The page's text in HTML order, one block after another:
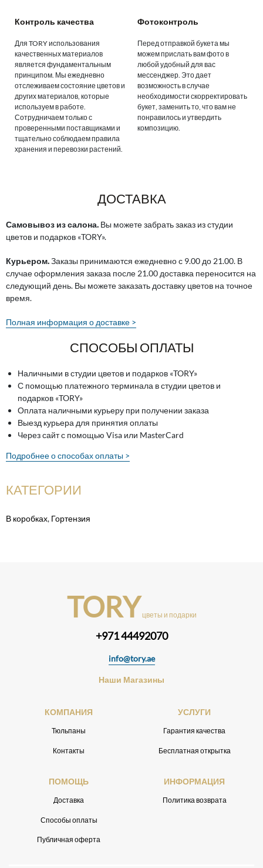
Контроль качества
Для TORY использования
качественных материалов
является фундаментальным
принципом. Мы ежедневно
отслеживаем состояние цветов и
других материалов, которые
используем в работе.
Сотрудничаем только с
проверенными поставщиками и
тщательно соблюдаем правила
хранения и перевозки растений.
Фотоконтроль
Перед отправкой букета мы
можем прислать вам фото в
любой удобный для вас
мессенджер. Это дает
возможность в случае
необходимости скорректировать
букет, заменить то, что вам не
понравилось и утвердить
композицию.
ДОСТАВКА
Самовывоз из салона. Вы можете забрать заказ из студии
цветов и подарков «TORY».
Курьером.Заказы принимаются ежедневно с 9.00 до 21.00. В
случае оформления заказа после 21.00 доставка переносится на
следующий день. Вы можете заказать доставку цветов на точное
время.
Полная информация о доставке >
СПОСОБЫ ОПЛАТЫ
Наличными в студии цветов и подарков «TORY»
С помощью платежного терминала в студии цветов и
подарков «TORY»
Оплата наличными курьеру при получении заказа
Выезд курьера для принятия оплаты
Через сайт с помощью Visa или MasterCard
Подробнее о способах оплаты >
КАТЕГОРИИ
В коробках, Гортензия
TORY цветы и подарки
+971 44492070
info@tory.ae
Наши Магазины
КОМПАНИЯ
Тюльпаны
Контакты
УСЛУГИ
Гарантия качества
Бесплатная открытка
ПОМОЩЬ
Доставка
Способы оплаты
Публичная оферта
ИНФОРМАЦИЯ
Политика возврата